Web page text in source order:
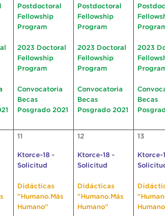
Postdoctoral
Fellowship
Program
2023 Doctoral
Fellowship
Program
Convocatoria
Becas
Posgrado 2021
Postdoctoral
Fellowship
Program
2023 Doctoral
Fellowship
Program
Convocatoria
Becas
Posgrado 2021
2023
Becas
11
Ktorce-18 -
Solicitud
Didácticas
"Humano.Más
Humano"
12
Ktorce-18 -
Solicitud
Didácticas
"Humano.Más
Humano"
13
Ktorce-